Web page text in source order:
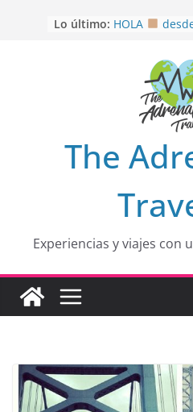
Lo último: HOLA
EL SENDERO
opción
HOSPEDAJE
OTRA
MULITO!
The
Experiencias y viajes con